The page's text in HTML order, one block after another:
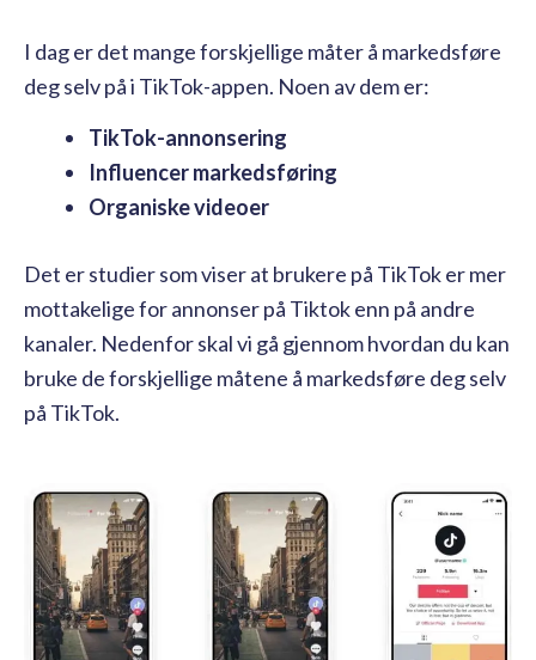
I dag er det mange forskjellige måter å markedsføre
deg selv på i TikTok-appen. Noen av dem er:
TikTok-annonsering
Influencer markedsføring
Organiske videoer
Det er studier som viser at brukere på TikTok er mer
mottakelige for annonser på Tiktok enn på andre
kanaler. Nedenfor skal vi gå gjennom hvordan du kan
bruke de forskjellige måtene å markedsføre deg selv
på TikTok.